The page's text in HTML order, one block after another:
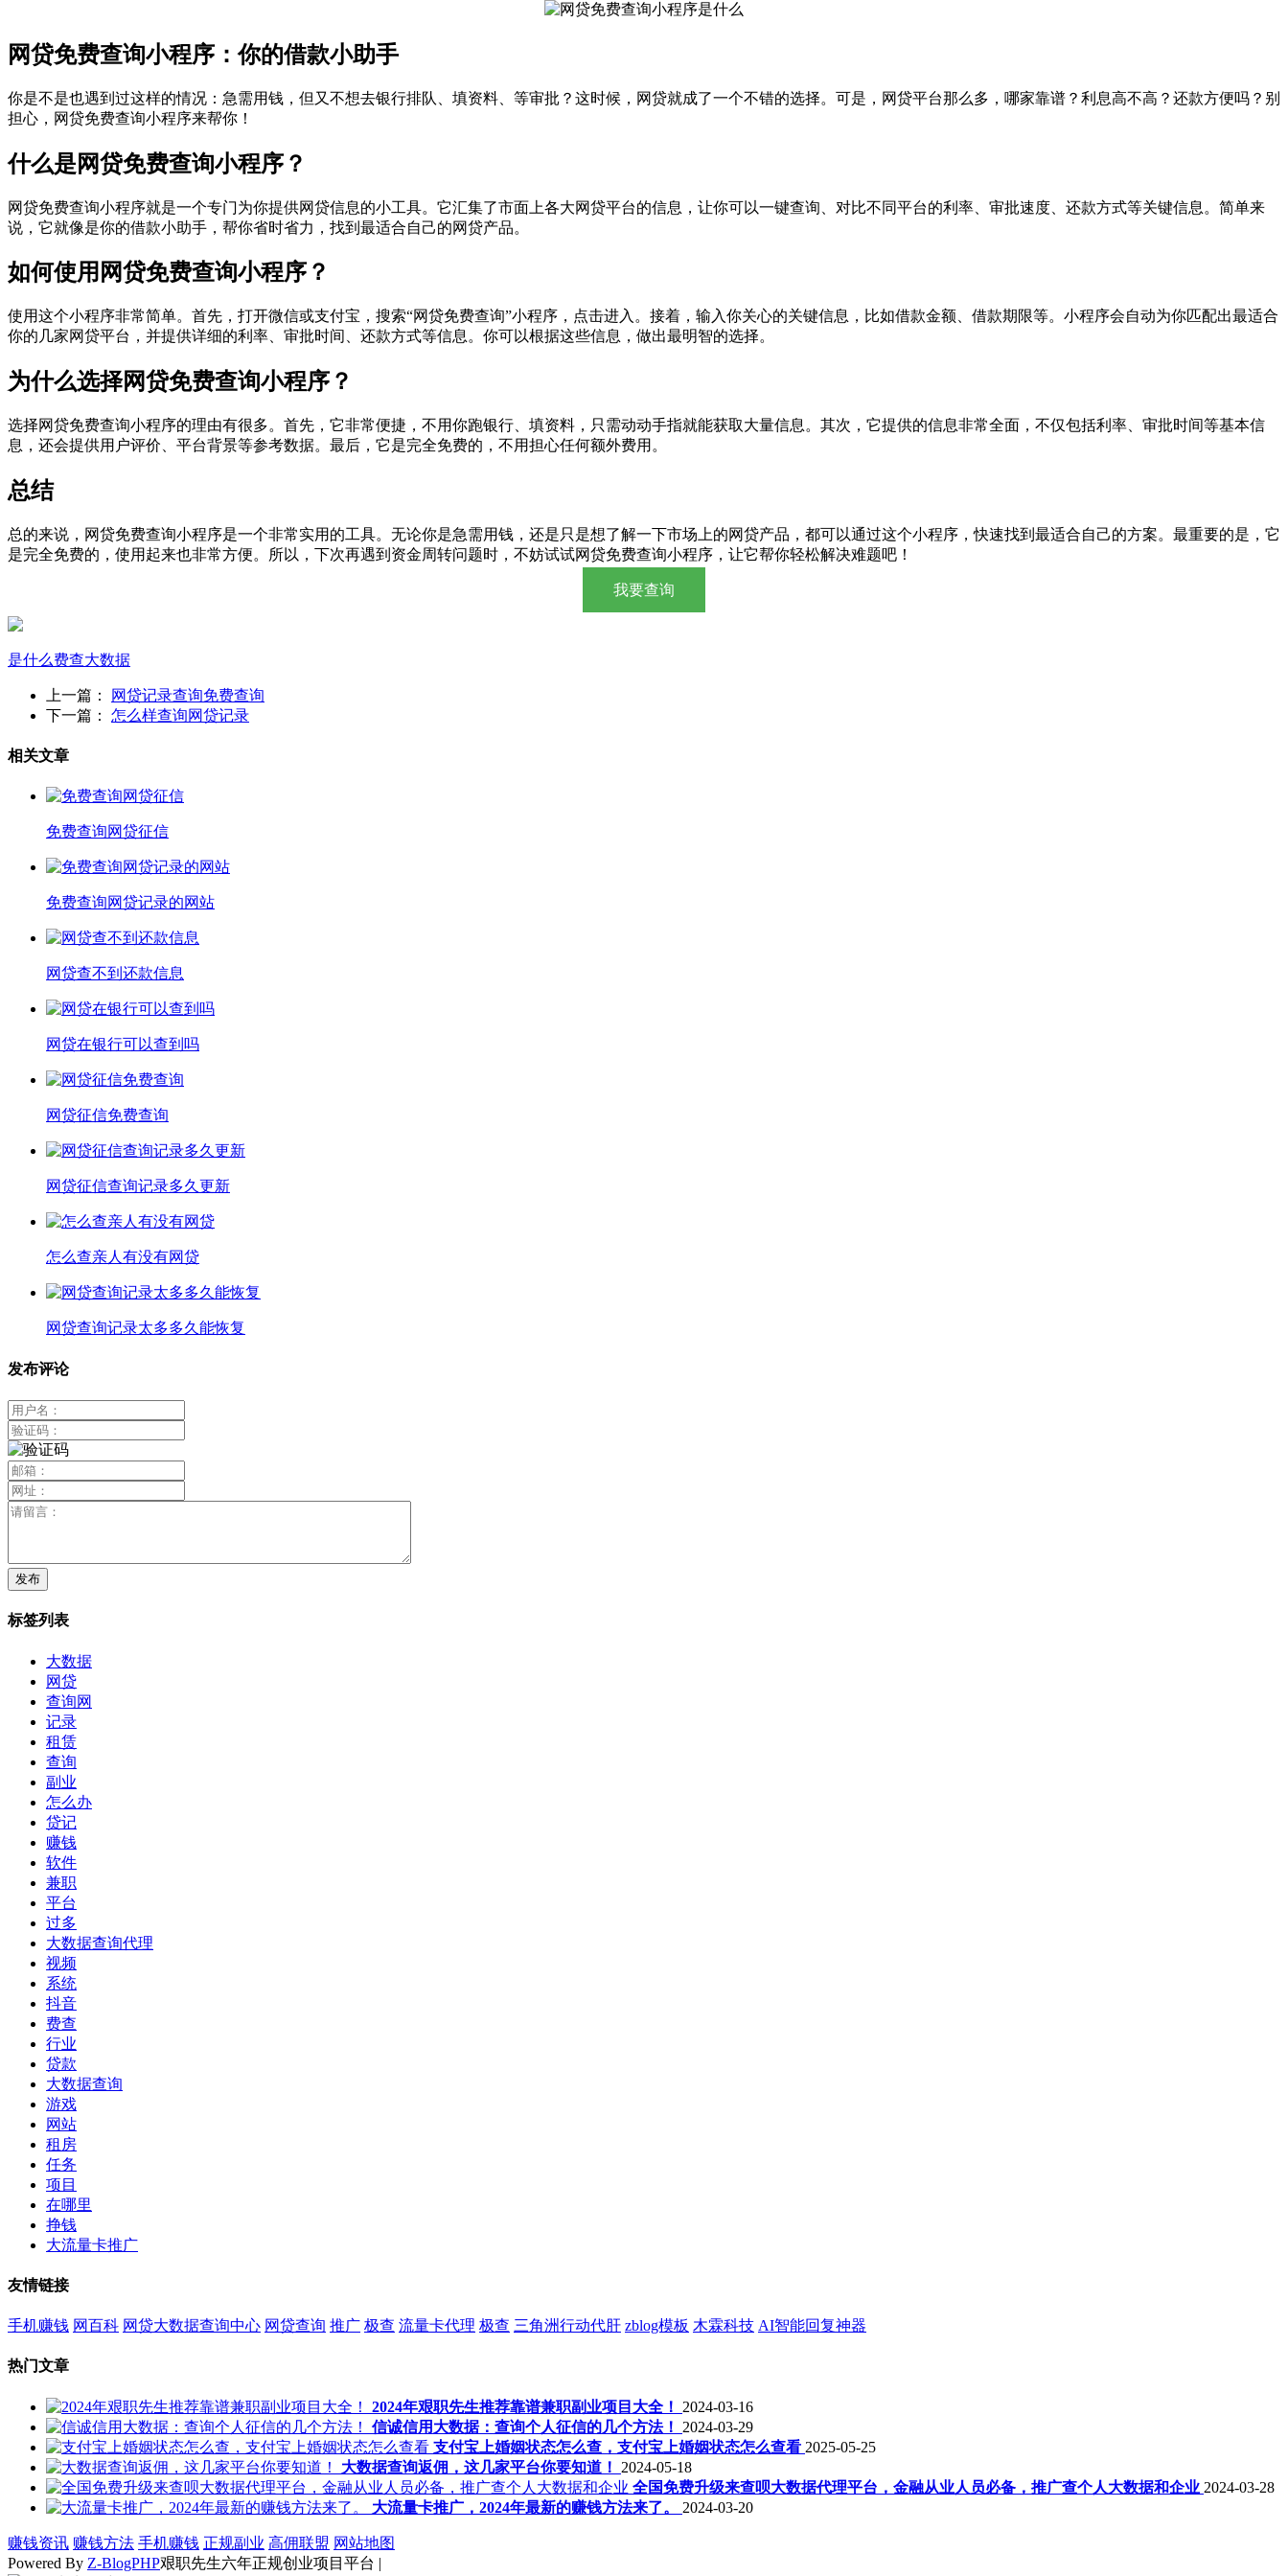
网贷免费查询小程序：你的借款小助手
你是不是也遇到过这样的情况：急需用钱，但又不想去银行排队、填资料、等审批？这时候，网贷就成了一个不错的选择。可是，网贷平台那么多，哪家靠谱？利息高不高？还款方便吗？别
担心，网贷免费查询小程序来帮你！
什么是网贷免费查询小程序？
网贷免费查询小程序就是一个专门为你提供网贷信息的小工具。它汇集了市面上各大网贷平台的信息，让你可以一键查询、对比不同平台的利率、审批速度、还款方式等关键信息。简单来
说，它就像是你的借款小助手，帮你省时省力，找到最适合自己的网贷产品。
如何使用网贷免费查询小程序？
使用这个小程序非常简单。首先，打开微信或支付宝，搜索“网贷免费查询”小程序，点击进入。接着，输入你关心的关键信息，比如借款金额、借款期限等。小程序会自动为你匹配出最适合
你的几家网贷平台，并提供详细的利率、审批时间、还款方式等信息。你可以根据这些信息，做出最明智的选择。
为什么选择网贷免费查询小程序？
选择网贷免费查询小程序的理由有很多。首先，它非常便捷，不用你跑银行、填资料，只需动动手指就能获取大量信息。其次，它提供的信息非常全面，不仅包括利率、审批时间等基本信
息，还会提供用户评价、平台背景等参考数据。最后，它是完全免费的，不用担心任何额外费用。
总结
总的来说，网贷免费查询小程序是一个非常实用的工具。无论你是急需用钱，还是只是想了解一下市场上的网贷产品，都可以通过这个小程序，快速找到最适合自己的方案。最重要的是，它
是完全免费的，使用起来也非常方便。所以，下次再遇到资金周转问题时，不妨试试网贷免费查询小程序，让它帮你轻松解决难题吧！
我要查询
是什么费查大数据
上一篇：
网贷记录查询免费查询
下一篇：
怎么样查询网贷记录
相关文章
免费查询网贷征信
免费查询网贷记录的网站
网贷查不到还款信息
网贷在银行可以查到吗
网贷征信免费查询
网贷征信查询记录多久更新
怎么查亲人有没有网贷
网贷查询记录太多多久能恢复
发布评论
标签列表
大数据
网贷
查询网
记录
租赁
查询
副业
怎么办
贷记
赚钱
软件
兼职
平台
过多
大数据查询代理
视频
系统
抖音
费查
行业
贷款
大数据查询
游戏
网站
租房
任务
项目
在哪里
挣钱
大流量卡推广
友情链接
手机赚钱 网百科 网贷大数据查询中心 网贷查询 推广 极查 流量卡代理 极查 三角洲行动代肝 zblog模板 木霖科技 AI智能回复神器
热门文章
2024年艰职先生推荐靠谱兼职副业项目大全！
2024-03-16
信诚信用大数据：查询个人征信的几个方法！
2024-03-29
支付宝上婚姻状态怎么查，支付宝上婚姻状态怎么查看 2025-05-25
大数据查询返佣，这几家平台你要知道！
2024-05-18
全国免费升级来查呗大数据代理平台，金融从业人员必备，推广查个人大数据和企业 2024-03-28
大流量卡推广，2024年最新的赚钱方法来了。
2024-03-20
赚钱资讯 赚钱方法 手机赚钱 正规副业 高佣联盟 网站地图
Powered By Z-BlogPHP艰职先生六年正规创业项目平台 |